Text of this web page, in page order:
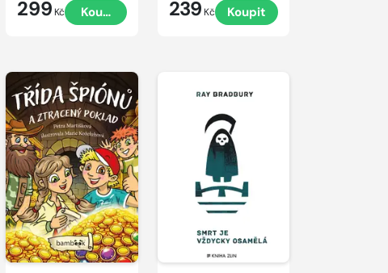
299 Kč Koupit 239 Kč Koupit